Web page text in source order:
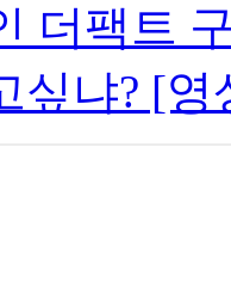
더팩트
싶냐? [